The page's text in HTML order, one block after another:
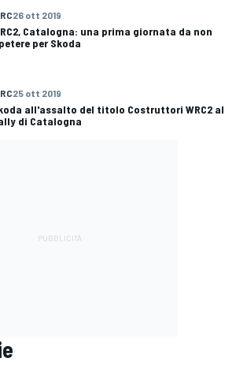
26 ott 2019
Catalogna: una prima giornata da non
per Skoda
25 ott 2019
all'assalto del titolo Costruttori WRC2 al
di Catalogna